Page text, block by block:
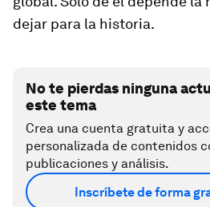
dejar para la historia.
No te pierdas ninguna
este tema
Crea una cuenta gratuita y
personalizada de contenidos
publicaciones y análisis.
Inscríbete de forma